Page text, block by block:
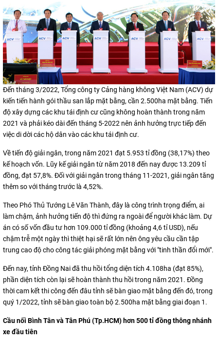
Đến tháng 3/2022, Tổng công ty Cảng hàng không Việt Nam (ACV) dự
kiến tiến hành gói thầu san lắp mặt bằng, cần 2.500ha mặt bằng. Tiến
độ xây dựng các khu tái định cư cũng không hoàn thành trong năm
2021 và phải kéo dài đến tháng 5-2022 nên ảnh hưởng trực tiếp đến
việc di dời các hộ dân vào các khu tái định cư.
Về tiến độ giải ngân, trong năm 2021 đạt 5.953 tỉ đồng (38,17%) theo
kế hoạch vốn. Lũy kế giải ngân từ năm 2018 đến nay được 13.209 tỉ
đồng, đạt 57,8%. Đối với giải ngân trong tháng 11-2021, giải ngân tăng
thêm so với tháng trước là 4,52%.
Theo Phó Thủ Tướng Lê Văn Thành, đây là công trình trọng điểm, ai
làm chậm, ảnh hưởng tiến độ thì đứng ra ngoài để người khác làm. Dự
án có số vốn đầu tư hơn 109.000 tỉ đồng (khoảng 4,6 tỉ USD), nếu
chậm trễ một ngày thì thiệt hại sẽ rất lớn nên ông yêu cầu cần tập
trung cao độ cho công tác giải phóng mặt bằng với "tinh thần đổi mới".
Đến nay, tỉnh Đồng Nai đã thu hồi tổng diện tích 4.108ha (đạt 85%),
phần diện tích còn lại sẽ hoàn thành thu hồi trong năm 2021. Đồng
thời cam kết thi công đến đâu tỉnh sẽ bàn giao mặt bằng đến đó, trong
quý 1/2022, tỉnh sẽ bàn giao toàn bộ 2.500ha mặt bằng giai đoạn 1.
Cầu nối Bình Tân và Tân Phú (Tp.HCM) hơn 500 tỉ đồng thông nhánh
xe đầu tiên